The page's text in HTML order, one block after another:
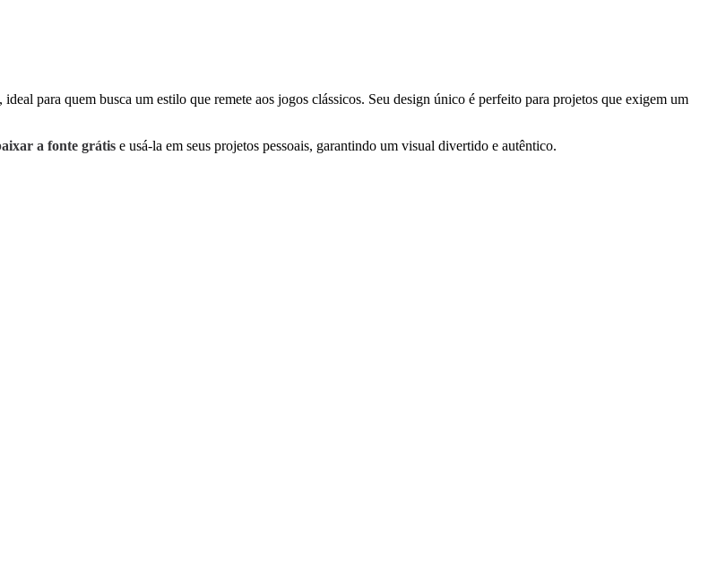
para quem busca um estilo que remete aos jogos clássicos. Seu design único é perfeito para projetos que exigem um
a fonte grátis e usá-la em seus projetos pessoais, garantindo um visual divertido e autêntico.